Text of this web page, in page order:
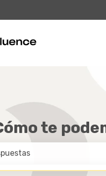
de Mostrar
te
PORQUE EL CAMPO DE